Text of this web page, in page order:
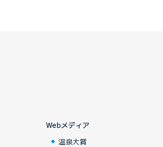
Webメディア
温泉大賞